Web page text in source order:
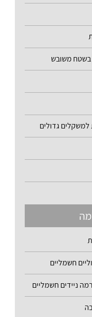
בשטח משובש
גדולים
חשמליים
ניידים חשמליים